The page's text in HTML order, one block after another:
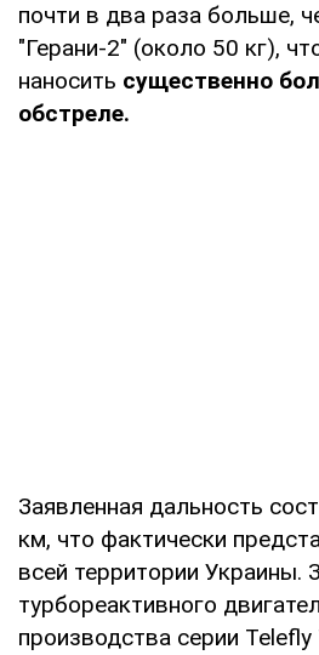
почти в два раза больше,
"Герани-2" (около 50 кг),
наносить существенно
обстреле.
Заявленная дальность
км, что фактически
всей территории Украины.
турбореактивного
производства серии Telefly